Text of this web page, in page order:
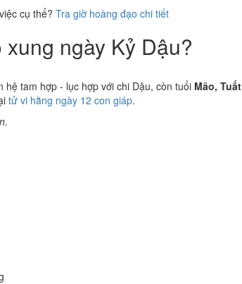
cụ thể? Tra giờ hoàng đạo chi tiết
ngày Kỷ Dậu?
hệ tam hợp - lục hợp với chi Dậu, còn tuổi Mão, Tuất
tử vi hằng ngày 12 con giáp.